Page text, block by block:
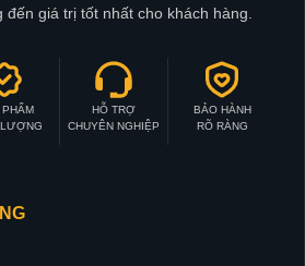
giá trị tốt nhất cho khách hàng.
HỖ TRỢ
CHUYÊN NGHIỆP
BẢO HÀNH
RÕ RÀNG